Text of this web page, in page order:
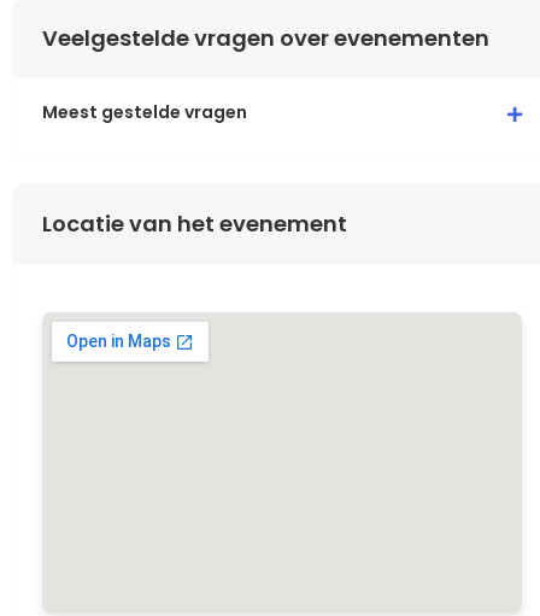
Veelgestelde vragen over evenementen
Meest gestelde vragen
Locatie van het evenement